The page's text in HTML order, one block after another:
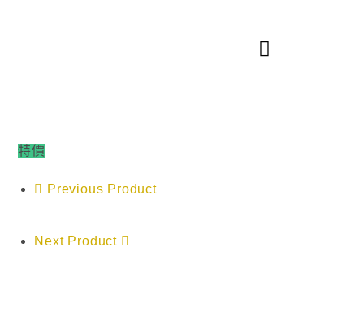
特價
Previous Product
Next Product